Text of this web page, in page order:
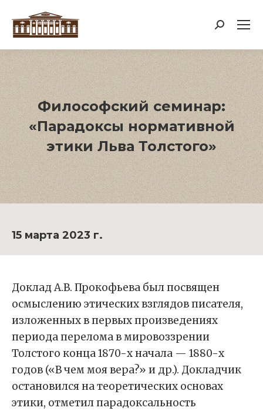
Поиск:
Философский семинар:
«Парадоксы нормативной
этики Льва Толстого»
15 марта 2023 г.
Доклад А.В. Прокофьева был посвящен
осмыслению этических взглядов писателя,
изложенных в первых произведениях
периода перелома в мировоззрении
Толстого конца 1870-х начала — 1880-х
годов («В чем моя вера?» и др.). Докладчик
остановился на теоретических основах
этики, отметил парадоксальность